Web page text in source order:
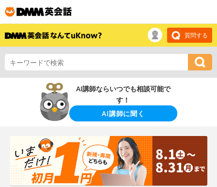
質問する
AI講師ならいつでも相談可能で
す！
AI講師に聞く